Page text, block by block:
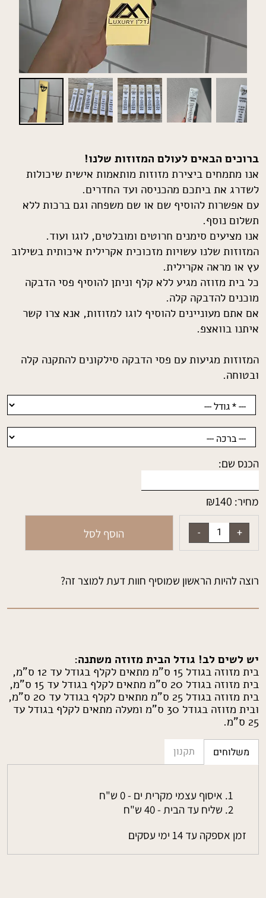
ברוכים הבאים לעולם המזוזות שלנו!
אנו מתמחים ביצירת מזוזות מותאמות אישית שיכולות
לשדרג את ביתכם מהכניסה ועד החדרים.
עם אפשרות להוסיף שם או שם משפחה וגם ברכות ללא
תשלום נוסף.
אנו מציעים סימנים חרוטים ומובלטים, לוגו ועוד.
המזוזות שלנו עשויות מזכוכית אקרילית איכותית בשילוב
עץ או מראה אקרילית.
כל בית מזוזה מגיע ללא קלף וניתן להוסיף פסי הדבקה
מוכנים להדבקה קלה.
אם אתם מעוניינים להוסיף לוגו למזוזות, אנא צרו קשר
איתנו בוואצפ.
המזוזות מגיעות עם פסי הדבקה סילקונים להתקנה קלה
ובטוחה.
הכנס שם:
מחיר: ₪140
הוסף לסל
רוצה להיות הראשון שמוסיף חוות דעת למוצר זה?
יש לשים לב! גודל הבית מזוזה משתנה:
בית מזוזה בגודל 15 ס"מ מתאים לקלף בגודל עד 12 ס"מ,
בית מזוזה בגודל 20 ס"מ מתאים לקלף בגודל עד 15 ס"מ,
בית מזוזה בגודל 25 ס"מ מתאים לקלף בגודל עד 20 ס"מ,
ובית מזוזה בגודל 30 ס"מ ומעלה מתאים לקלף בגודל עד
25 ס"מ.
משלוחים תקנון
איסוף עצמי מקרית ים - 0 ש"ח
שליח עד הבית - 40 ש"ח
זמן אספקה עד 14 ימי עסקים